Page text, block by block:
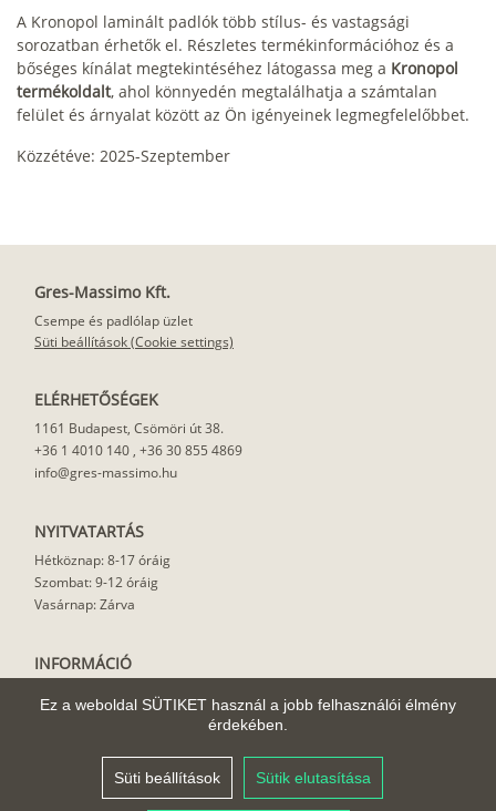
Ez a weboldal SÜTIKET használ a jobb felhasználói élmény
érdekében.
Süti beállítások Sütik elutasítása
A Kronopol laminált padlók több stílus- és vastagsági
sorozatban érhetők el. Részletes termékinformációhoz és a
bőséges kínálat megtekintéséhez látogassa meg a Kronopol
termékoldalt, ahol könnyedén megtalálhatja a számtalan
felület és árnyalat között az Ön igényeinek legmegfelelőbbet.
Közzétéve: 2025-Szeptember
Gres-Massimo Kft.
Csempe és padlólap üzlet
Süti beállítások (Cookie settings)
ELÉRHETŐSÉGEK
1161 Budapest, Csömöri út 38.
+36 1 4010 140 , +36 30 855 4869
info@gres-massimo.hu
NYITVATARTÁS
Hétköznap: 8-17 óráig
Szombat: 9-12 óráig
Vasárnap: Zárva
INFORMÁCIÓ
Felhasználási javaslat